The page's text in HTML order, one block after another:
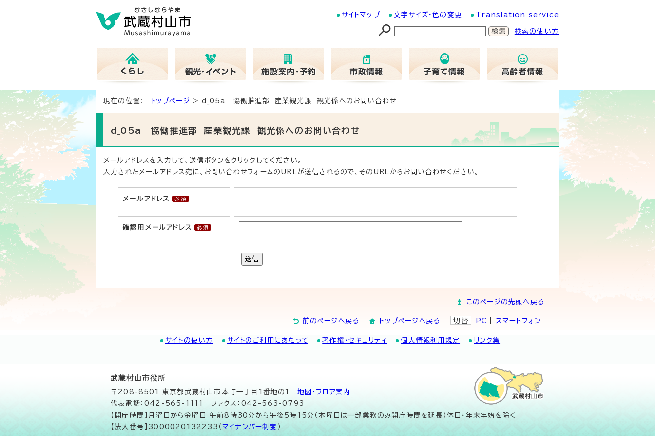
サイトマップ 文字サイズ・色の変更 Translation service
検索の使い方
現在の位置： トップページ > d_05a 協働推進部 産業観光課 観光係へのお問い合わせ
d_05a 協働推進部 産業観光課 観光係へのお問い合わせ
メールアドレスを入力して、送信ボタンをクリックしてください。
入力されたメールアドレス宛に、お問い合わせフォームのURLが送信されるので、そのURLからお問い合わせください。
メールアドレス
確認用メールアドレス
送信
このページの先頭へ戻る
前のページへ戻る トップページへ戻る 切替 PC スマートフォン
サイトの使い方 サイトのご利用にあたって 著作権・セキュリティ 個人情報利用規定 リンク集
武蔵村山市役所
〒208-8501 東京都武蔵村山市本町一丁目1番地の1 地図･フロア案内
代表電話：042-565-1111 ファクス：042-563-0793
【開庁時間】月曜日から金曜日 午前8時30分から午後5時15分（木曜日は一部業務のみ開庁時間を延長）休日・年末年始を除く
【法人番号】3000020132233（ マイナンバー制度 ）